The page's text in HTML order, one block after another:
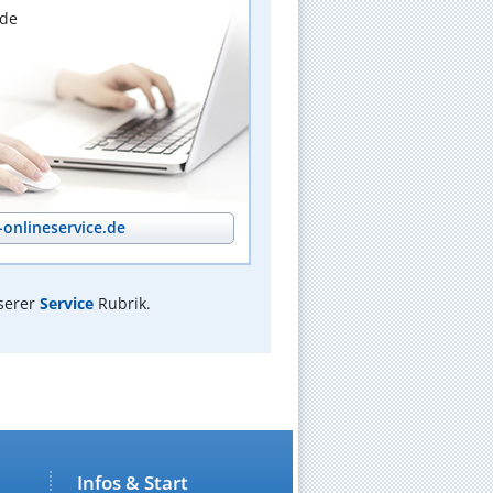
ServiceRubrik.
Infos & Start